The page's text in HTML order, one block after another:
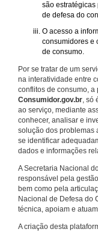
são
de defesa do
O acesso a
consumidores e
de consumo.
Por se tratar de um
na interatividade entre
conflitos de consumo,
Consumidor.gov.br, só
ao serviço, mediante
conhecer, analisar e
solução dos problemas
se identificar
dados e informações
A Secretaria Nacional
responsável pela
bem como pela
Nacional de Defesa do
técnica, apoiam e
A criação desta